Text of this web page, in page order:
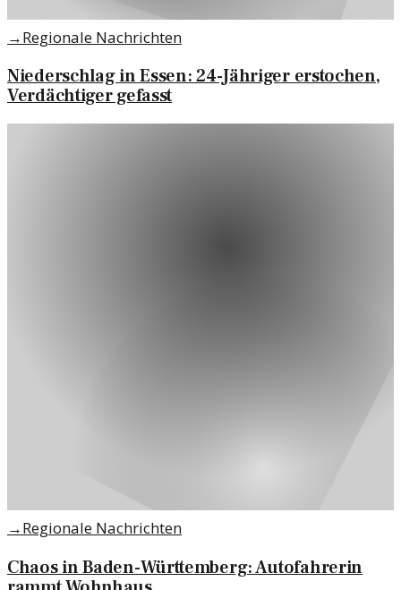
→Regionale Nachrichten
Niederschlag in Essen: 24-Jähriger erstochen,
Verdächtiger gefasst
→Regionale Nachrichten
Chaos in Baden-Württemberg: Autofahrerin